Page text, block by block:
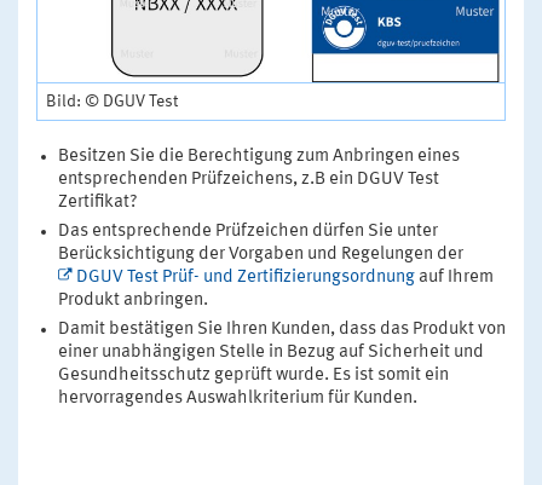
Bild: © DGUV Test
Besitzen Sie die Berechtigung zum Anbringen eines
entsprechenden Prüfzeichens, z.B ein DGUV Test
Zertifikat?
Das entsprechende Prüfzeichen dürfen Sie unter
Berücksichtigung der Vorgaben und Regelungen der
DGUV Test Prüf- und Zertifizierungsordnungauf Ihrem
Produkt anbringen.
Damit bestätigen Sie Ihren Kunden, dass das Produkt von
einer unabhängigen Stelle in Bezug auf Sicherheit und
Gesundheitsschutz geprüft wurde. Es ist somit ein
hervorragendes Auswahlkriterium für Kunden.